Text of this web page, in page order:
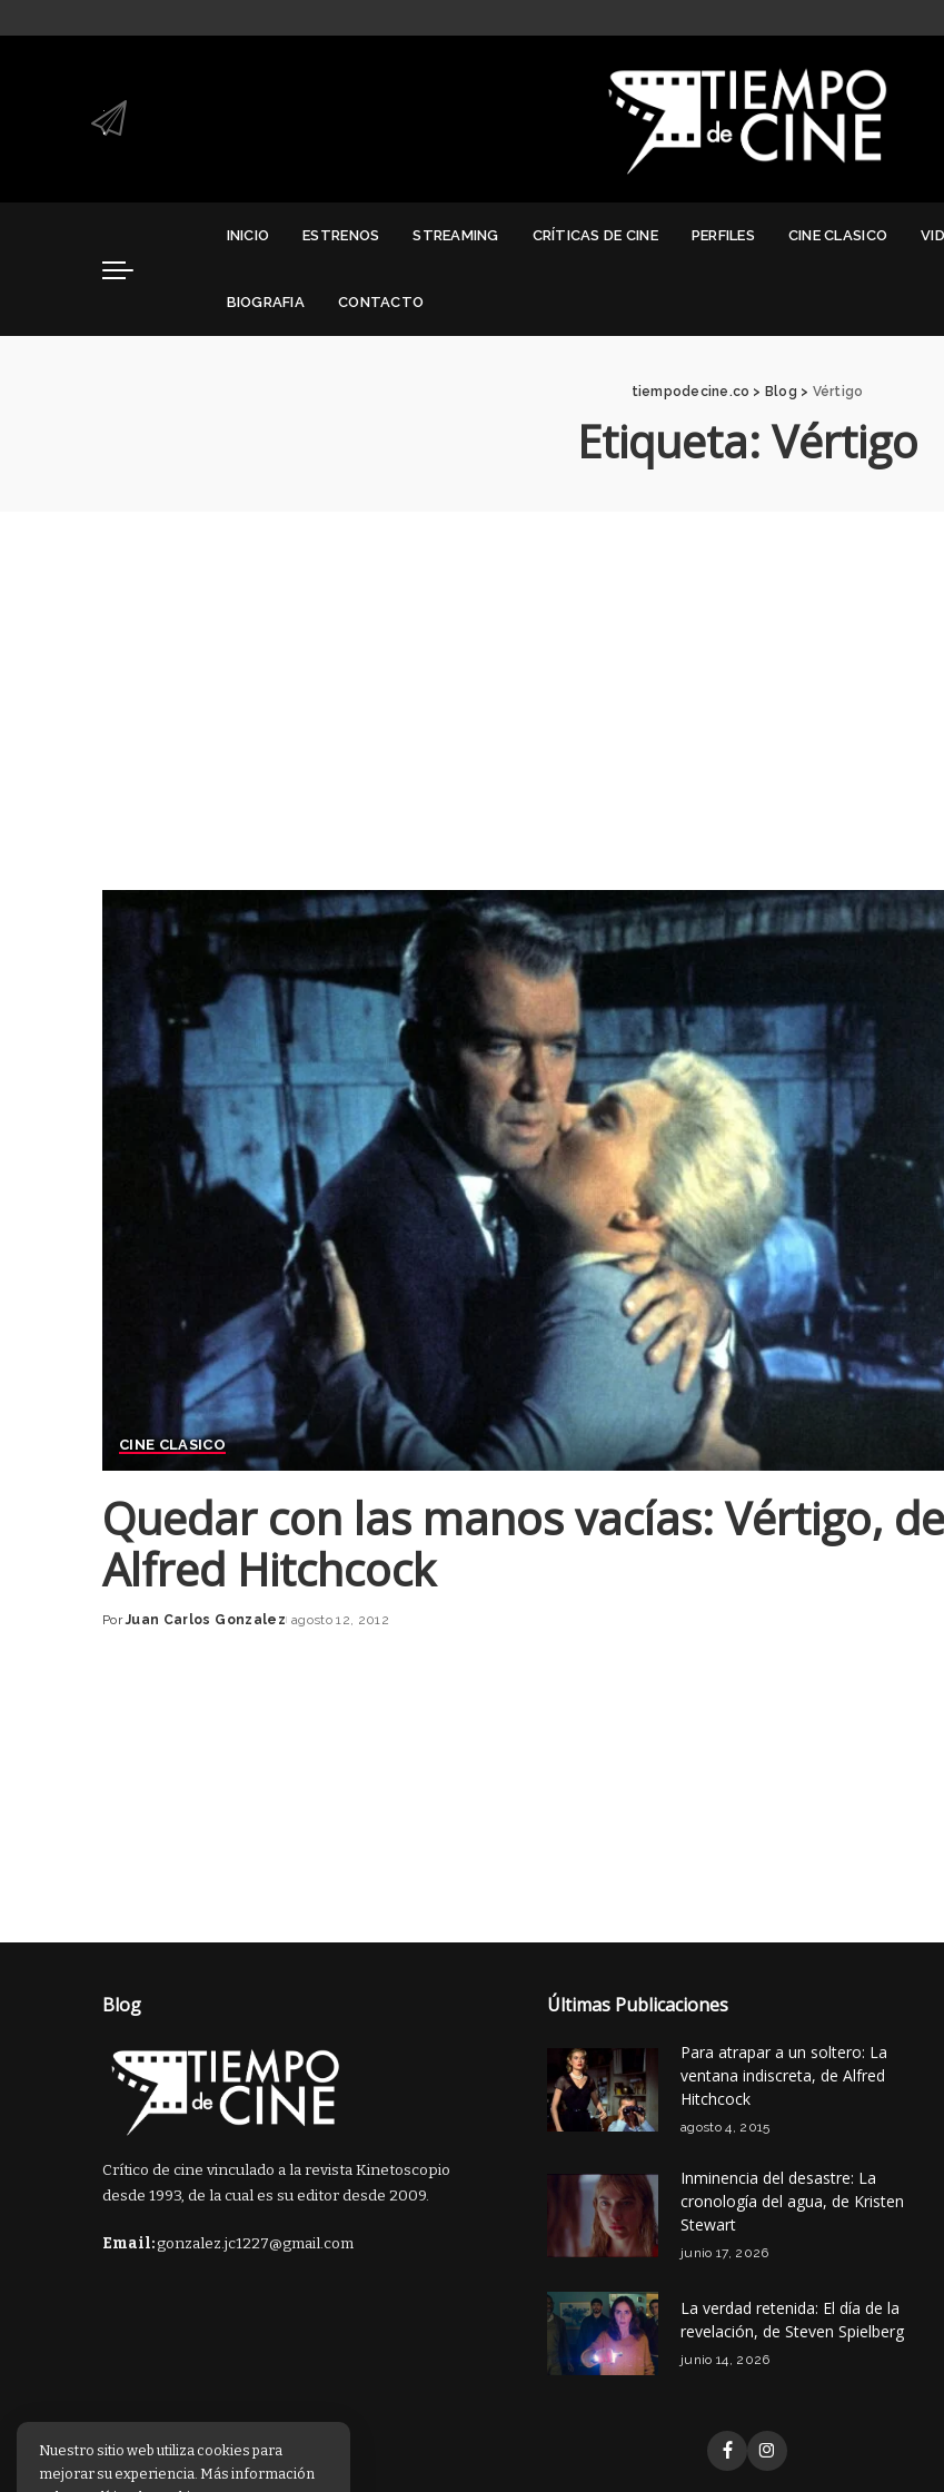
.
.
INICIO ESTRENOS STREAMING CRÍTICAS DE CINE PERFILES CINE CLASICO
BIOGRAFIA CONTACTO
tiempodecine.co > Blog > Vértigo
Etiqueta:Vértigo
CINE CLASICO
Quedar con las manos vacías: Vértigo, de
Alfred Hitchcock
Posted
Por Juan Carlos Gonzalez agosto 12, 2012
Blog
Crítico de cine vinculado a la revista Kinetoscopio
desde 1993, de la cual es su editor desde 2009.
Email:gonzalez.jc1227@gmail.com
Últimas Publicaciones
Para atrapar a un soltero: La
ventana indiscreta, de Alfred
Hitchcock
agosto 4, 2015
Inminencia del desastre: La
cronología del agua, de Kristen
Stewart
junio 17, 2026
La verdad retenida: El día de la
revelación, de Steven Spielberg
junio 14, 2026
Nuestro sitio web utiliza cookies para
mejorar su experiencia. Más información